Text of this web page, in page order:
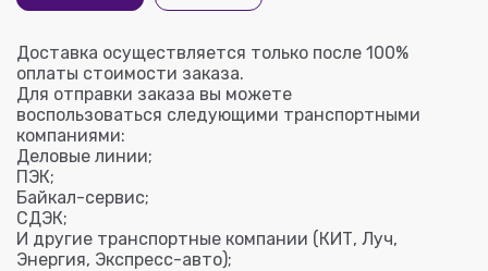
Доставка осуществляется только после 100%
оплаты стоимости заказа.
Для отправки заказа вы можете
воспользоваться следующими транспортными
компаниями:
Деловые линии;
ПЭК;
Байкал-сервис;
СДЭК;
И другие транспортные компании (КИТ, Луч,
Энергия, Экспресс-авто);